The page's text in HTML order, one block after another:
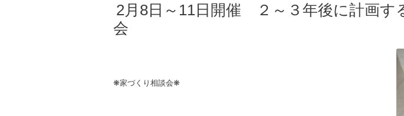
2月8日～11日開催 ２～３年後に計画す
会
❋家づくり相談会❋